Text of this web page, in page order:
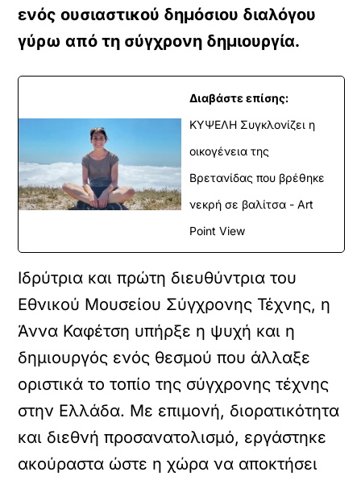
ενός ουσιαστικού δημόσιου διαλόγου
γύρω από τη σύγχρονη δημιουργία.
Διαβάστε επίσης:
ΚΥΨΕΛΗ Συγκλονίζει η
οικογένεια της
Βρετανίδας που βρέθηκε
νεκρή σε βαλίτσα - Art
Point View
Ιδρύτρια και πρώτη διευθύντρια του
Εθνικού Μουσείου Σύγχρονης Τέχνης, η
Άννα Καφέτση υπήρξε η ψυχή και η
δημιουργός ενός θεσμού που άλλαξε
οριστικά το τοπίο της σύγχρονης τέχνης
στην Ελλάδα. Με επιμονή, διορατικότητα
και διεθνή προσανατολισμό, εργάστηκε
ακούραστα ώστε η χώρα να αποκτήσει